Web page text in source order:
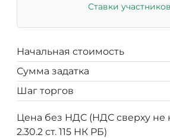
Ставки участников
Начальная стоимость
Сумма задатка
Шаг торгов
Цена без НДС (НДС сверху не
2.30.2 ст. 115 НК РБ)